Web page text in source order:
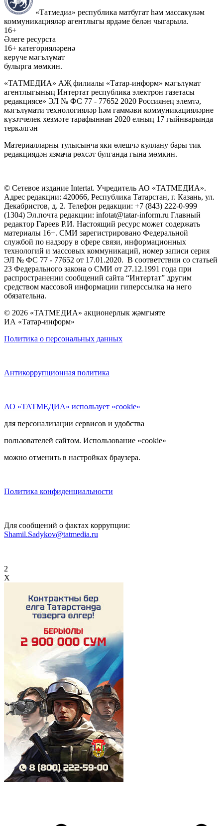
«Татмедиа» республика матбугат һәм массакүләм
коммуникацияләр агентлыгы ярдәме белән чыгарыла.
16+
Әлеге ресурста
16+ категорияләренә
керүче мәгълүмат
булырга мөмкин.
«ТАТМЕДИА» АҖ филиалы «Татар-информ» мәгълүмат
агентлыгының Интертат республика электрон газетасы
редакциясе» ЭЛ № ФС 77 - 77652 2020 Россиянең элемтә,
мәгълүмати технологияләр һәм гаммәви коммуникацияләрне
күзәтчелек хезмәте тарафыннан 2020 елның 17 гыйнварында
теркәлгән
Материалларны тулысынча яки өлешчә куллану бары тик
редакциядән язмача рөхсәт булганда гына мөмкин.
© Сетевое издание Intertat. Учредитель АО «ТАТМЕДИА».
Адрес редакции: 420066, Республика Татарстан, г. Казань, ул.
Декабристов, д. 2. Телефон редакции: +7 (843) 222-0-999
(1304) Эл.почта редакции: infotat@tatar-inform.ru Главный
редактор Гареев Р.И. Настоящий ресурс может содержать
материалы 16+. СМИ зарегистрировано Федеральной
службой по надзору в сфере связи, информационных
технологий и массовых коммуникаций, номер записи серия
ЭЛ № ФС 77 - 77652 от 17.01.2020. В соответствии со статьей
23 Федерального закона о СМИ от 27.12.1991 года при
распространении сообщений сайта “Интертат” другим
средством массовой информации гиперссылка на него
обязательна.
© 2026 «ТАТМЕДИА» акционерлык җәмгыяте
ИА «Татар-информ»
Политика о персональных данных
Антикоррупционная политика
АО «ТАТМЕДИА» использует «cookie»
для персонализации сервисов и удобства
пользователей сайтом. Использование «cookie»
можно отменить в настройках браузера.
Политика конфиденциальности
Для сообщений о фактах коррупции:
Shamil.Sadykov@tatmedia.ru
2
X